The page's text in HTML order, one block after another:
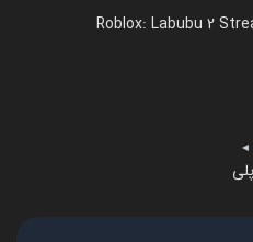
Roblox: Labubu 2
◄